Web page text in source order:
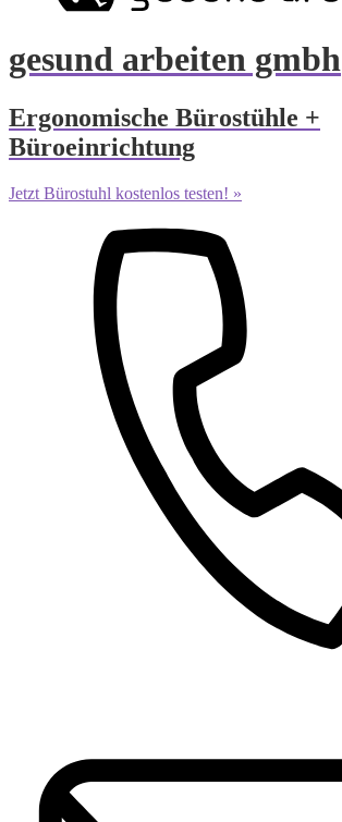
gesund arbeiten gmbh
Ergonomische Bürostühle +
Büroeinrichtung
Jetzt Bürostuhl kostenlos testen! »